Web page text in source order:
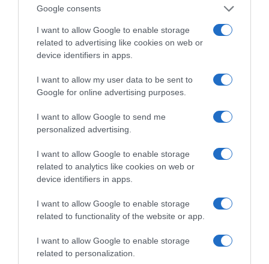
Google consents
I want to allow Google to enable storage
related to advertising like cookies on web or
device identifiers in apps.
I want to allow my user data to be sent to
Google for online advertising purposes.
I want to allow Google to send me
personalized advertising.
I want to allow Google to enable storage
related to analytics like cookies on web or
device identifiers in apps.
I want to allow Google to enable storage
related to functionality of the website or app.
I want to allow Google to enable storage
related to personalization.
Χωνάκι ή κυπελλάκι; Σε
παγωτατζίδικα της
Αθήνας η απάντηση
είναι…και τα δύο!
Αυτός είναι ο λόγος
αντικαθιστούν το
μαύρο μολύβι με καφέ
Αυτά είναι τα 4 prints στα μαγιό που θα βλέπεις
σε κάθε παραλία φέτος!
Πεινάς και εσύ μετά το
ξενύχτι; 5 καντίνες